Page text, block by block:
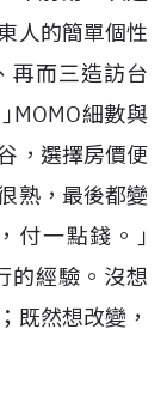
人的簡單個性
再而三造訪台
MOMO細數與
，選擇房價便
熟，最後都變
付一點錢。｣
的經驗。沒想
既然想改變，